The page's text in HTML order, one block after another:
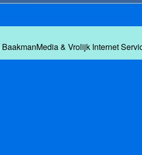
BaakmanMedia& Vrolijk Internet